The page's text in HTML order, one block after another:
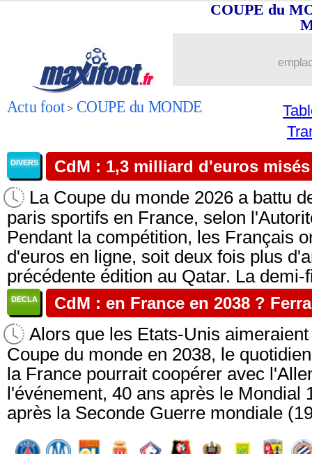
Actu foot > COUPE du MONDE
COUPE du
DIVERS CdM : 1,3 milliard d'euros
La Coupe du monde 2026 a battu
paris sportifs en France, selon
Pendant la compétition, les Français
d'euros en ligne, soit deux fois plus
précédente édition au Qatar. La
DECLA CdM : en France en 2038 ?
Alors que les Etats-Unis
Coupe du monde en 2038, le
la France pourrait coopérer avec
l'événement, 40 ans après le Mondial
après la Seconde Guerre mondiale